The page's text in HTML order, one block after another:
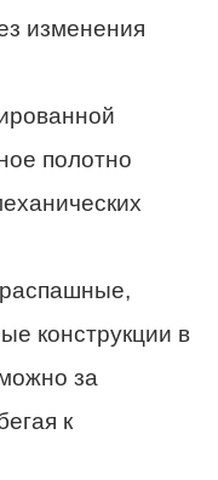
изменения
полотно
конструкции в
за
к